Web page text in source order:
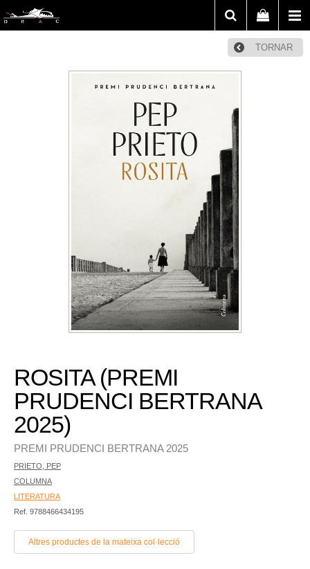
TORNAR
ROSITA (PREMI
PRUDENCI BERTRANA
2025)
PREMI PRUDENCI BERTRANA 2025
PRIETO, PEP
COLUMNA
LITERATURA
Ref. 9788466434195
Altres productes de la mateixa col·lecció